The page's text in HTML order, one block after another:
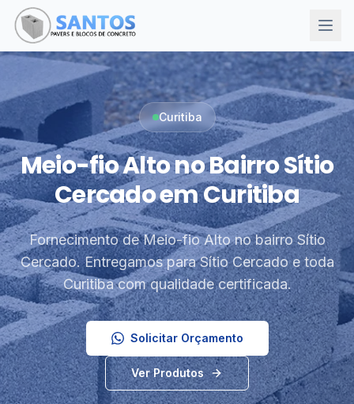
Curitiba
Meio-fio Alto no Bairro Sítio
Cercado em Curitiba
Fornecimento de Meio-fio Alto no bairro Sítio
Cercado. Entregamos para Sítio Cercado e toda
Curitiba com qualidade certificada.
Solicitar Orçamento
Ver Produtos